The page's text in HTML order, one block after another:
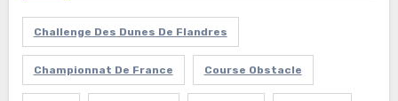
Challenge Des Dunes De Flandres
Championnat De France Course Obstacle